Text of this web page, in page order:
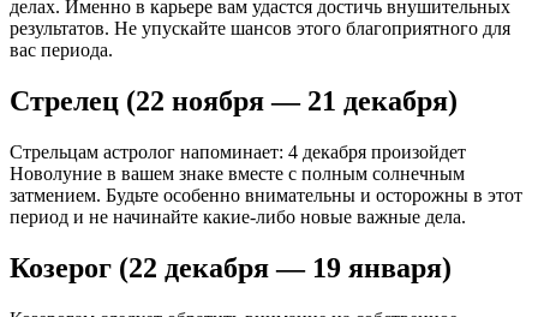
делах. Именно в карьере вам удастся достичь внушительных
результатов. Не упускайте шансов этого благоприятного для
вас периода.
Стрелец (22 ноября — 21 декабря)
Стрельцам астролог напоминает: 4 декабря произойдет
Новолуние в вашем знаке вместе с полным солнечным
затмением. Будьте особенно внимательны и осторожны в этот
период и не начинайте какие-либо новые важные дела.
Козерог (22 декабря — 19 января)